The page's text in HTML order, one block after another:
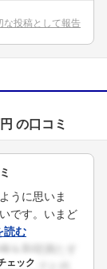
な投稿として報告
の口コミ
うに思いま
です。いまど
読む
ェック